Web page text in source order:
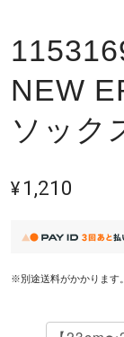
NEW
ソック
¥1,210
※別途送料がかかります。